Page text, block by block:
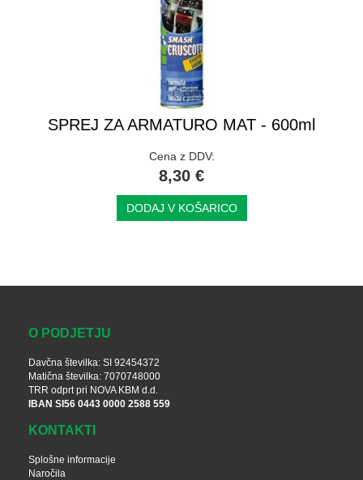
SPREJ ZA ARMATURO MAT - 600ml
Cena z DDV:
8,30 €
DODAJ V KOŠARICO
O PODJETJU
Davčna številka: SI 92454372
Matična številka: 7070748000
TRR odprt pri NOVA KBM d.d.
IBAN SI56 0443 0000 2588 559
KONTAKTI
Splošne informacije
Naročila